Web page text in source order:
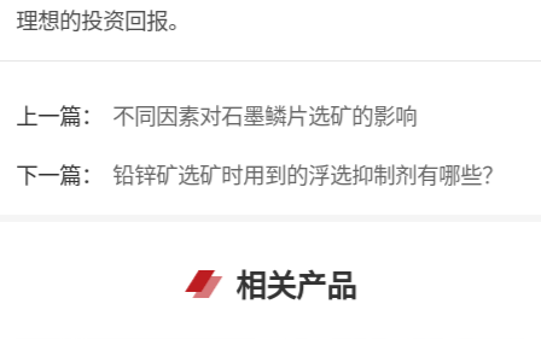
理想的投资回报。
上一篇：
不同因素对石墨鳞片选矿的影响
下一篇：
铅锌矿选矿时用到的浮选抑制剂有哪些？
相关产品